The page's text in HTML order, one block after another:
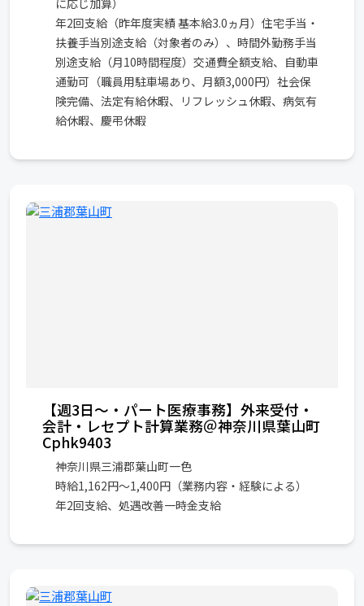
に応じ加算）
年2回支給（昨年度実績 基本給3.0ヵ月）住宅手当・
扶養手当別途支給（対象者のみ）、時間外勤務手当
別途支給（月10時間程度）交通費全額支給、自動車
通勤可（職員用駐車場あり、月額3,000円）社会保
険完備、法定有給休暇、リフレッシュ休暇、病気有
給休暇、慶弔休暇
【週3日～・パート医療事務】外来受付・
会計・レセプト計算業務＠神奈川県葉山町
Cphk9403
神奈川県三浦郡葉山町一色
時給1,162円～1,400円（業務内容・経験による）
年2回支給、処遇改善一時金支給